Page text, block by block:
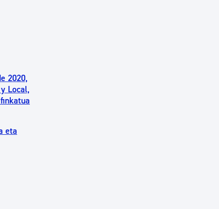
2020,
Local,
eta